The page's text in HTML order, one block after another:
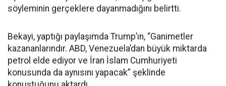
söyleminin gerçeklere dayanmadığını belirtti.
Bekayi, yaptığı paylaşımda Trump’ın, “Ganimetler
kazananlarındır. ABD, Venezuela’dan büyük miktarda
petrol elde ediyor ve İran İslam Cumhuriyeti
konusunda da aynısını yapacak” şeklinde